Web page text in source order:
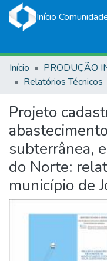
Início
Início
Relatórios Técnicos
Projeto
subterrânea,
do Norte:
município de